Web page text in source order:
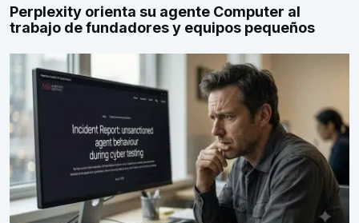
Perplexity orienta su agente Computer al
trabajo de fundadores y equipos pequeños